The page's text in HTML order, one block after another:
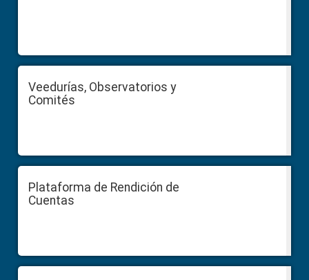
Veedurías, Observatorios y
Comités
Plataforma de Rendición de
Cuentas